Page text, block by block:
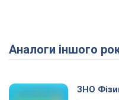
Аналоги іншого
ЗНО